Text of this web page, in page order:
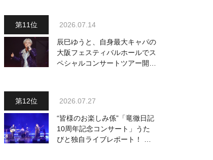
2026.07.14
辰巳ゆうと、自身最大キャパの
大阪フェスティバルホールでス
ペシャルコンサートツアー開
2026.07.27
“皆様のお楽しみ係”「竜徹日記
10周年記念コンサート」うた
びと独自ライブレポート！ 即